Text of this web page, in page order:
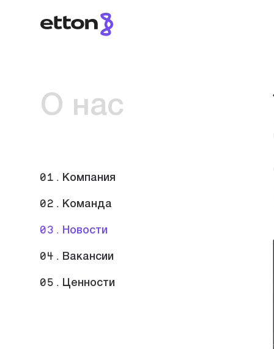
О нас
01. Компания
02. Команда
03. Новости
04. Вакансии
05. Ценности